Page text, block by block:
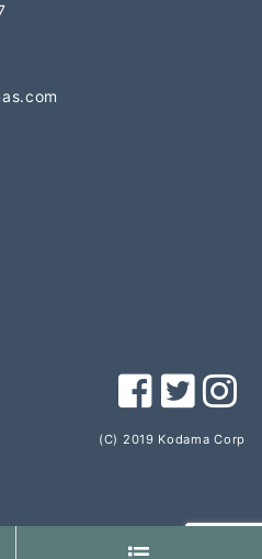
(C) 2019 Kodama Corp